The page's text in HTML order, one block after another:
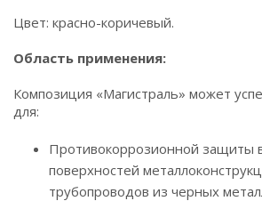
Цвет: красно-коричевый.
Область применения:
Композиция «Магистраль» может
для:
Противокоррозионной защиты
поверхностей
трубопроводов из черных